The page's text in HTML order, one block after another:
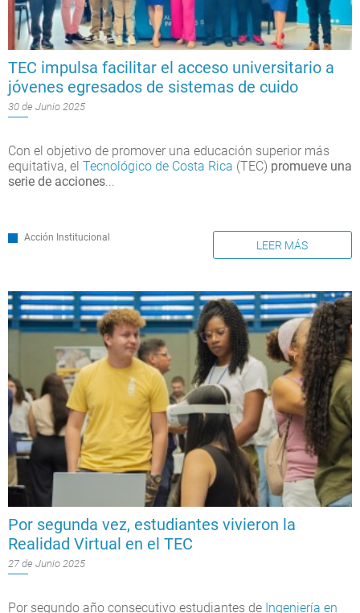
TEC impulsa facilitar el acceso universitario a
jóvenes egresados de sistemas de cuido
30 de Junio 2025
Con el objetivo de promover una educación superior más
equitativa, el Tecnológico de Costa Rica (TEC) promueve una
serie de acciones...
Acción Institucional
LEER MÁS
Por segunda vez, estudiantes vivieron la
Realidad Virtual en el TEC
27 de Junio 2025
Por segundo año consecutivo estudiantes de Ingeniería en